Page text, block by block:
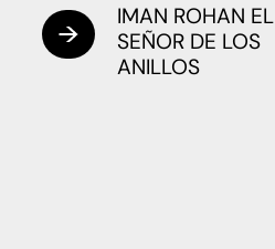
IMAN ROHAN EL
SEÑOR DE LOS
ANILLOS